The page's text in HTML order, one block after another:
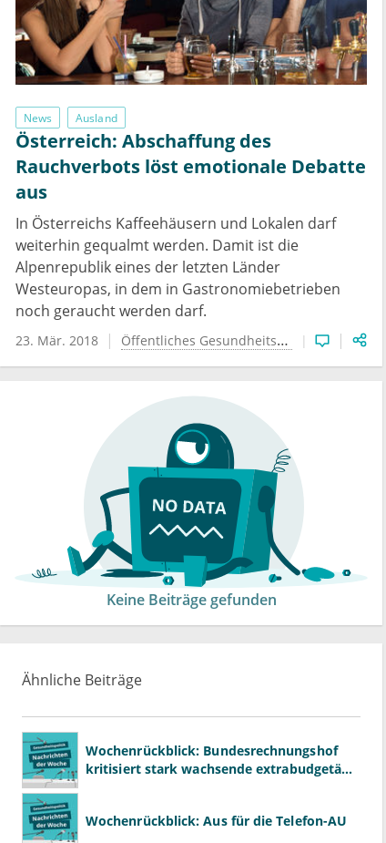
News Ausland
Österreich: Abschaffung des
Rauchverbots löst emotionale Debatte
aus
In Österreichs Kaffeehäusern und Lokalen darf
weiterhin gequalmt werden. Damit ist die
Alpenrepublik eines der letzten Länder
Westeuropas, in dem in Gastronomiebetrieben
noch geraucht werden darf.
23. Mär. 2018 Öffentliches Gesundheitswesen
Keine Beiträge gefunden
Ähnliche Beiträge
Wochenrückblick: Bundesrechnungshof
kritisiert stark wachsende extrabudgetäre
Wochenrückblick: Aus für die Telefon-AU